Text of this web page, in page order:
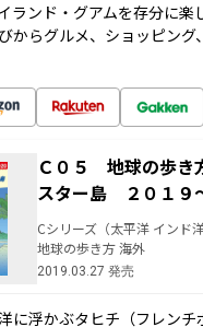
ランド・グアムを存分に楽
らグルメ、ショッピング
Ｃ０５ 地球の歩
スター島 ２０１９
Cシリーズ（太平洋 インド
地球の歩き方 海外
2019.03.27 発売
に浮かぶタヒチ（フレンチ